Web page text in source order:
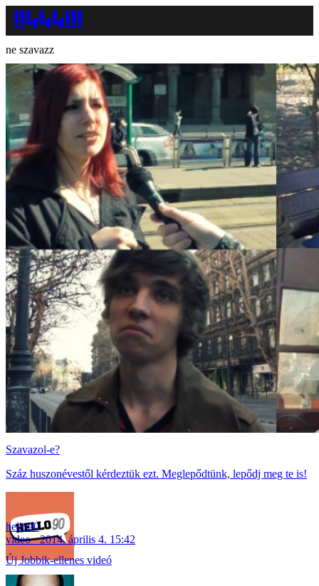
ne szavazz
Szavazol-e?
Száz huszonévestől kérdeztük ezt. Meglepődtünk, lepődj meg te is!
hello90
video
2014. április 4. 15:42
Új Jobbik-ellenes videó